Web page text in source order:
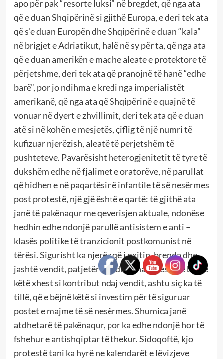
apo për pak “resorte luksi” në bregdet, që nga ata
që e duan Shqipërinë si gjithë Europa, e deri tek ata
që s’e duan Europën dhe Shqipërinë e duan “kala”
në brigjet e Adriatikut, halë në sy për ta, që nga ata
që e duan amerikën e madhe aleate e protektore të
përjetshme, deri tek ata që pranojnë të hanë “edhe
barë”, por jo ndihma e kredi nga imperialistët
amerikanë, që nga ata që Shqipërinë e quajnë të
vonuar në dyert e zhvillimit, deri tek ata që e duan
atë si në kohën e mesjetës, çiflig të një numri të
kufizuar njerëzish, aleatë të perjetshëm të
pushteteve. Pavarësisht heterogjenitetit të tyre të
dukshëm edhe në fjalimet e oratorëve, në parullat
që hidhen e në paqartësinë infantile të së nesërmes
post protestë, një gjë është e qartë: të gjithë ata
janë të pakënaqur me qeverisjen aktuale, ndonëse
hedhin edhe ndonjë parullë antisistem e anti –
klasës politike të tranzicionit postkomunist në
tërësi. Sigurisht ka njerëz që i nxitin, brenda dhe
jashtë vendit, patjetër ka edhe financues që e bëjnë
këtë xhest si kontribut ndaj vendit, ashtu siç ka të
tillë, që e bëjnë këtë si investim për të siguruar
postet e majme të së nesërmes. Shumica janë
atdhetarë të pakënaqur, por ka edhe ndonjë hor të
fshehur e antishqiptar të thekur. Sidoqoftë, kjo
protestë tani ka hyrë ne kalendarët e lëvizjeve